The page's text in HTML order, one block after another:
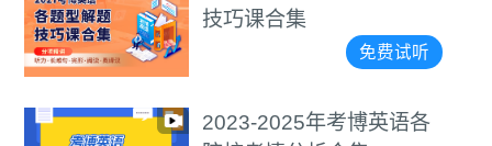
技巧课合集
免费试听
2023-2025年考博英语各